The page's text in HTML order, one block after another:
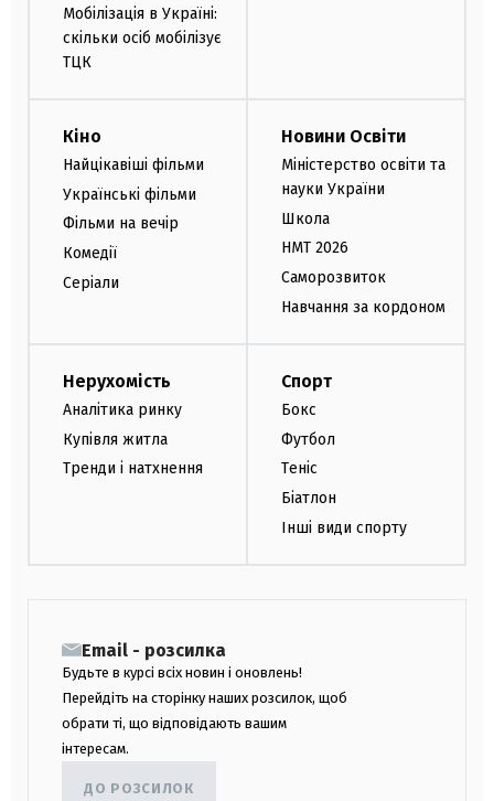
Мобілізація в Україні:
скільки осіб мобілізує
ТЦК
Кіно
Найцікавіші фільми
Українські фільми
Фільми на вечір
Комедії
Серіали
Новини Освіти
Міністерство освіти та
науки України
Школа
НМТ 2026
Саморозвиток
Навчання за кордоном
Нерухомість
Аналітика ринку
Купівля житла
Тренди і натхнення
Спорт
Бокс
Футбол
Теніс
Біатлон
Інші види спорту
Email - розсилка
Будьте в курсі всіх новин і оновлень!
Перейдіть на сторінку наших розсилок, щоб
обрати ті, що відповідають вашим
інтересам.
ДО РОЗСИЛОК